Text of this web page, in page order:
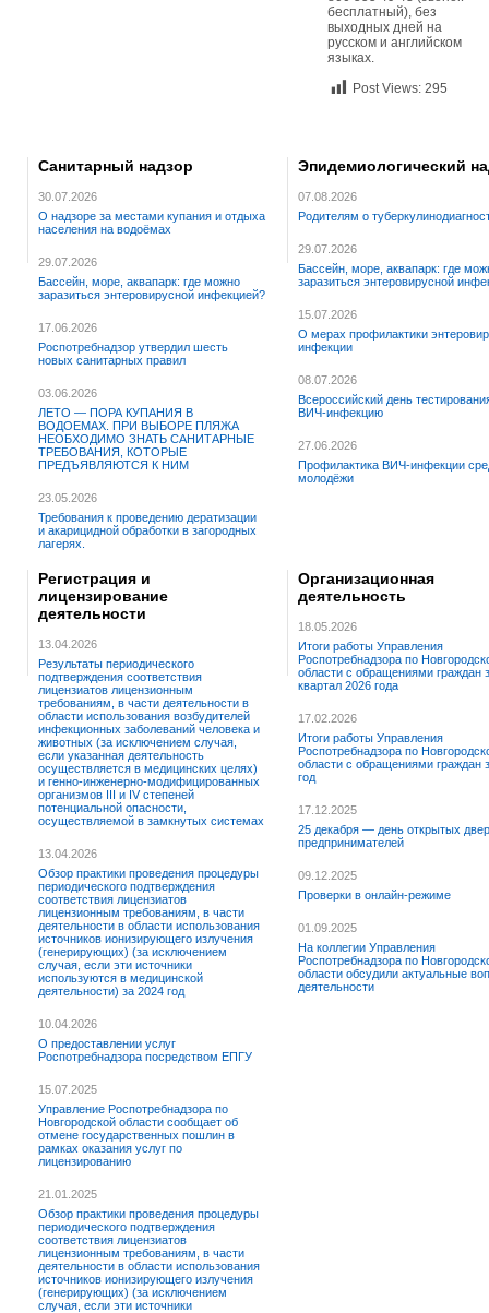
бесплатный), без
выходных дней на
русском и английском
языках.
Post Views: 295
Санитарный надзор
30.07.2026
О надзоре за местами купания и отдыха
населения на водоёмах
29.07.2026
Бассейн, море, аквапарк: где можно
заразиться энтеровирусной инфекцией?
17.06.2026
Роспотребнадзор утвердил шесть
новых санитарных правил
03.06.2026
ЛЕТО — ПОРА КУПАНИЯ В
ВОДОЕМАХ. ПРИ ВЫБОРЕ ПЛЯЖА
НЕОБХОДИМО ЗНАТЬ САНИТАРНЫЕ
ТРЕБОВАНИЯ, КОТОРЫЕ
ПРЕДЪЯВЛЯЮТСЯ К НИМ
23.05.2026
Требования к проведению дератизации
и акарицидной обработки в загородных
лагерях.
Эпидемиологический
07.08.2026
Родителям о
29.07.2026
Бассейн, море, аквапарк: где
заразиться энтеровирусной
15.07.2026
О мерах профилактики
инфекции
08.07.2026
Всероссийский день
ВИЧ-инфекцию
27.06.2026
Профилактика ВИЧ-инфекции
молодёжи
Регистрация и
лицензирование
деятельности
13.04.2026
Результаты периодического
подтверждения соответствия
лицензиатов лицензионным
требованиям, в части деятельности в
области использования возбудителей
инфекционных заболеваний человека и
животных (за исключением случая,
если указанная деятельность
осуществляется в медицинских целях)
и генно-инженерно-модифицированных
организмов III и IV степеней
потенциальной опасности,
осуществляемой в замкнутых системах
13.04.2026
Обзор практики проведения процедуры
периодического подтверждения
соответствия лицензиатов
лицензионным требованиям, в части
деятельности в области использования
источников ионизирующего излучения
(генерирующих) (за исключением
случая, если эти источники
используются в медицинской
деятельности) за 2024 год
10.04.2026
О предоставлении услуг
Роспотребнадзора посредством ЕПГУ
15.07.2025
Управление Роспотребнадзора по
Новгородской области сообщает об
отмене государственных пошлин в
рамках оказания услуг по
лицензированию
21.01.2025
Обзор практики проведения процедуры
периодического подтверждения
соответствия лицензиатов
лицензионным требованиям, в части
деятельности в области использования
источников ионизирующего излучения
(генерирующих) (за исключением
случая, если эти источники
Организационная
деятельность
18.05.2026
Итоги работы Управления
Роспотребнадзора по
области с обращениями граждан
квартал 2026 года
17.02.2026
Итоги работы Управления
Роспотребнадзора по
области с обращениями граждан
год
17.12.2025
25 декабря — день открытых
предпринимателей
09.12.2025
Проверки в онлайн-режиме
01.09.2025
На коллегии Управления
Роспотребнадзора по
области обсудили актуальные
деятельности